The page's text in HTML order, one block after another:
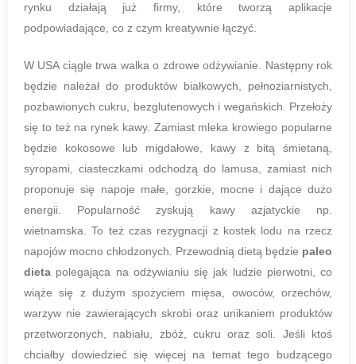
rynku działają już firmy, które tworzą aplikacje
podpowiadające, co z czym kreatywnie łączyć.
W USA ciągle trwa walka o zdrowe odżywianie. Następny rok
będzie należał do produktów białkowych, pełnoziarnistych,
pozbawionych cukru, bezglutenowych i wegańskich. Przełoży
się to też na rynek kawy. Zamiast mleka krowiego popularne
będzie kokosowe lub migdałowe, kawy z bitą śmietaną,
syropami, ciasteczkami odchodzą do lamusa, zamiast nich
proponuje się napoje małe, gorzkie, mocne i dające dużo
energii. Popularność zyskują kawy azjatyckie np.
wietnamska. To też czas rezygnacji z kostek lodu na rzecz
napojów mocno chłodzonych. Przewodnią dietą będzie paleo
dieta polegająca na odżywianiu się jak ludzie pierwotni, co
wiąże się z dużym spożyciem mięsa, owoców, orzechów,
warzyw nie zawierających skrobi oraz unikaniem produktów
przetworzonych, nabiału, zbóż, cukru oraz soli. Jeśli ktoś
chciałby dowiedzieć się więcej na temat tego budzącego